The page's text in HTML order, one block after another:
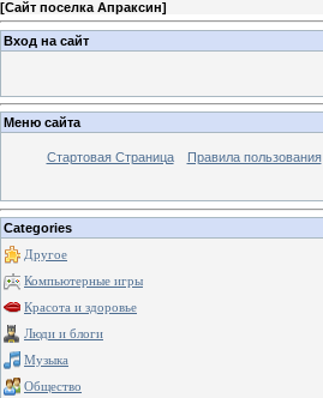
[Сайт поселка Апраксин]
Вход на сайт
Меню сайта
Стартовая Страница Правила пользования
Categories
Другое
Компьютерные игры
Красота и здоровье
Люди и блоги
Музыка
Общество